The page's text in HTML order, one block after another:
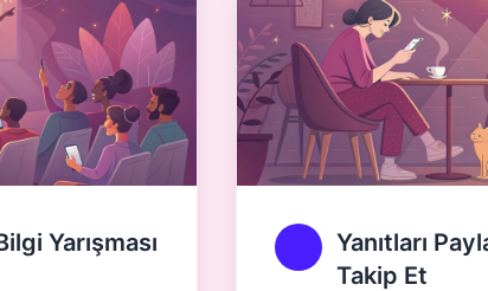
Yarışması
Yanıtları
Takip Et